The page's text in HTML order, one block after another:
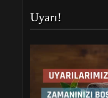
Uyarı!